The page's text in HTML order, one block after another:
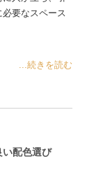
要なスペース
...続きを読む
い配色選び